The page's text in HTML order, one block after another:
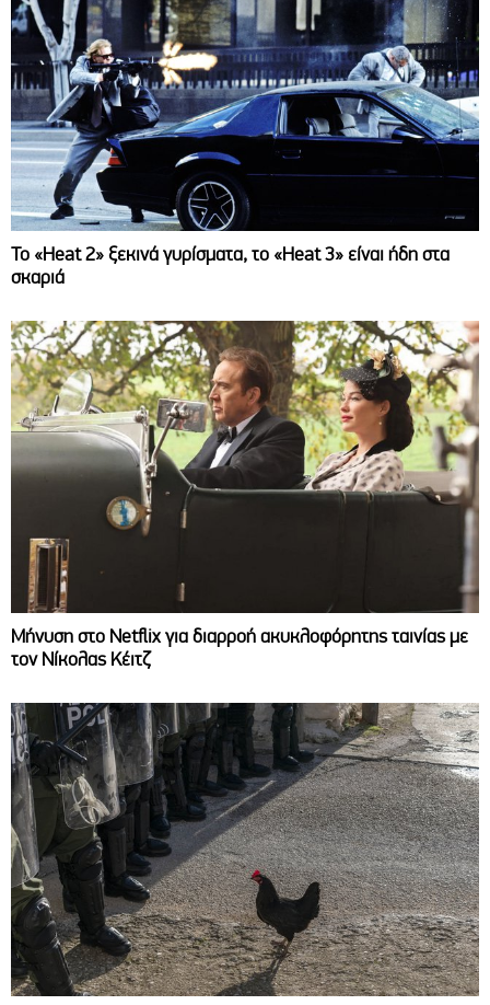
Το «Heat 2» ξεκινά γυρίσματα, το «Heat 3» είναι ήδη στα
σκαριά
Μήνυση στο Netflix για διαρροή ακυκλοφόρητης ταινίας με
τον Νίκολας Κέιτζ